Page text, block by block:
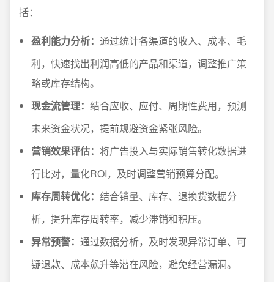
括：
盈利能力分析： 通过统计各渠道的收入、成本、毛
利，快速找出利润高低的产品和渠道，调整推广策
略或库存结构。
现金流管理： 结合应收、应付、周期性费用，预测
未来资金状况，提前规避资金紧张风险。
营销效果评估： 将广告投入与实际销售转化数据进
行比对，量化ROI，及时调整营销预算分配。
库存周转优化： 结合销量、库存、退换货数据分
析，提升库存周转率，减少滞销和积压。
异常预警： 通过数据分析，及时发现异常订单、可
疑退款、成本飙升等潜在风险，避免经营漏洞。